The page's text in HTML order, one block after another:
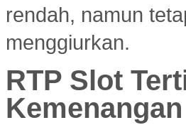
rendah, namun
menggiurkan.
RTP Slot